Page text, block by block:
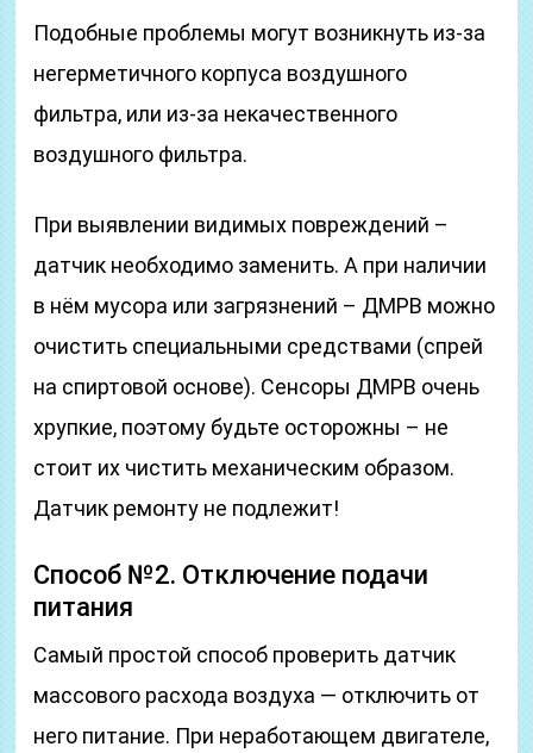
Подобные проблемы могут возникнуть из-за
негерметичного корпуса воздушного
фильтра, или из-за некачественного
воздушного фильтра.
При выявлении видимых повреждений –
датчик необходимо заменить. А при наличии
в нём мусора или загрязнений – ДМРВ можно
очистить специальными средствами (спрей
на спиртовой основе). Сенсоры ДМРВ очень
хрупкие, поэтому будьте осторожны – не
стоит их чистить механическим образом.
Датчик ремонту не подлежит!
Способ №2. Отключение подачи
питания
Самый простой способ проверить датчик
массового расхода воздуха — отключить от
него питание. При неработающем двигателе,